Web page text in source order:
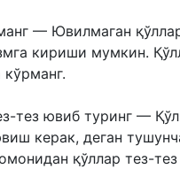
— Ювилмаган
кириши мумкин.
кўрманг.
тез ювиб туринг —
керак, деган
қўллар тез-